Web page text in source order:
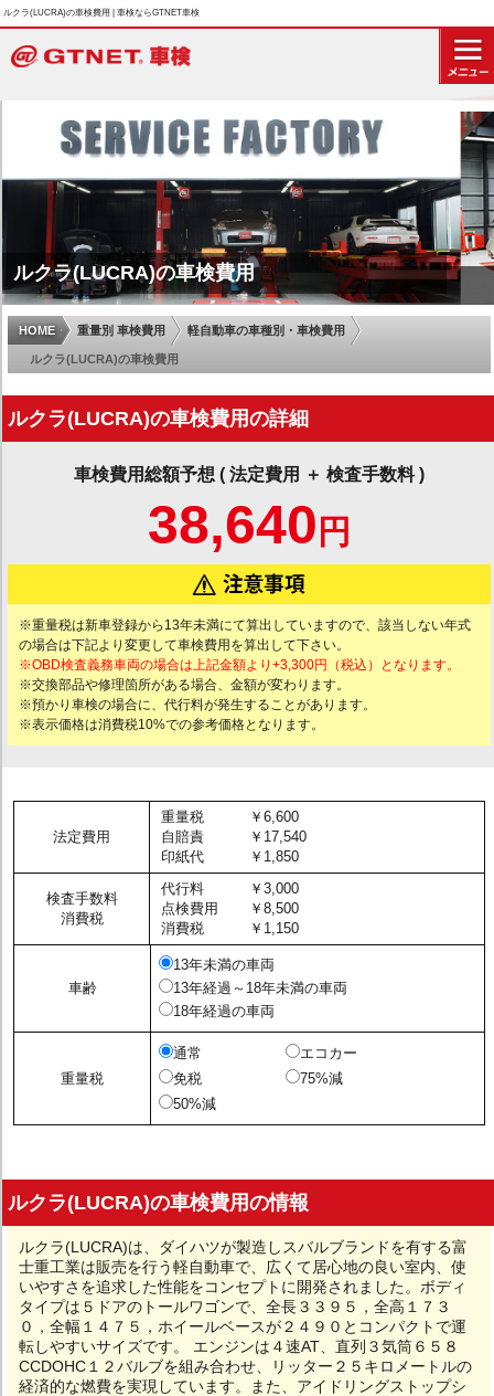
ルクラ(LUCRA)の車検費用 | 車検ならGTNET車検
ルクラ(LUCRA)の車検費用
HOME 重量別 車検費用 軽自動車の車種別・車検費用
ルクラ(LUCRA)の車検費用
ルクラ(LUCRA)の車検費用の詳細
車検費用総額予想 ( 法定費用 ＋ 検査手数料 )
38,640 円
※重量税は新車登録から13年未満にて算出していますので、該当しない年式
の場合は下記より変更して車検費用を算出して下さい。
※OBD検査義務車両の場合は上記金額より+3,300円（税込）となります。
※交換部品や修理箇所がある場合、金額が変わります。
※預かり車検の場合に、代行料が発生することがあります。
※表示価格は消費税10%での参考価格となります。
法定費用
重量税
￥6,600
自賠責
￥17,540
印紙代
￥1,850
検査手数料
消費税
代行料
￥3,000
点検費用
￥8,500
消費税
￥1,150
車齢
13年未満の車両
13年経過～18年未満の車両
18年経過の車両
重量税
通常
エコカー
免税
75%減
50%減
ルクラ(LUCRA)の車検費用の情報
ルクラ(LUCRA)は、ダイハツが製造しスバルブランドを有する富
士重工業は販売を行う軽自動車で、広くて居心地の良い室内、使
いやすさを追求した性能をコンセプトに開発されました。ボディ
タイプは５ドアのトールワゴンで、全長３３９５，全高１７３
０，全幅１４７５，ホイールベースが２４９０とコンパクトで運
転しやすいサイズです。 エンジンは４速AT、直列３気筒６５８
CCDOHC１２バルブを組み合わせ、リッター２５キロメートルの
経済的な燃費を実現しています。また、アイドリングストップシ